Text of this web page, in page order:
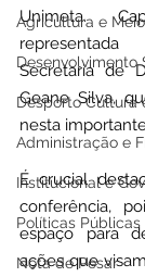
Agricultura e
Desenvolvimento
Desporto Cultura
Administração e
Institucional e
Políticas Públicas
Nota de Pesar
Unimeta.
Secretaria de
Geane Silva,
nesta
É crucial
conferência,
espaço para
ações que